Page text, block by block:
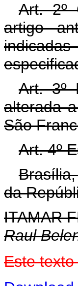
Art. 2º
artigo
Art. 3º
alterada
São
Art. 4º
da
ITAMAR
Raul
Este